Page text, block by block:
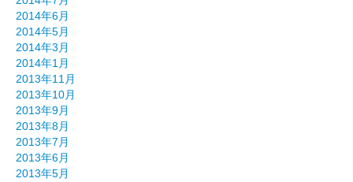
2014年6月
2014年5月
2014年3月
2014年1月
2013年11月
2013年10月
2013年9月
2013年8月
2013年7月
2013年6月
2013年5月